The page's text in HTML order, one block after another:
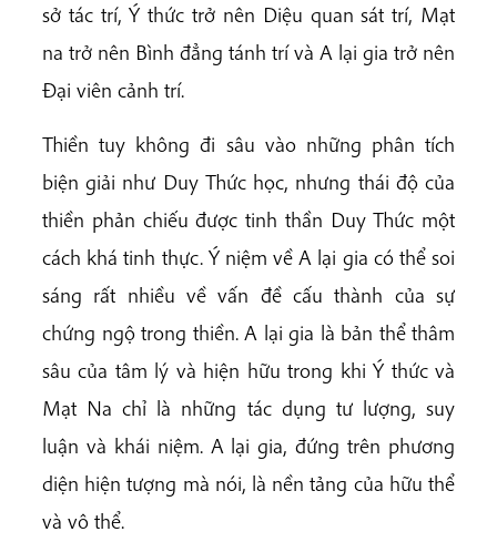
sở tác trí, Ý thức trở nên Diệu quan sát trí, Mạt
na trở nên Bình đẳng tánh trí và A lại gia trở nên
Đại viên cảnh trí.
Thiền tuy không đi sâu vào những phân tích
biện giải như Duy Thức học, nhưng thái độ của
thiền phản chiếu được tinh thần Duy Thức một
cách khá tinh thực. Ý niệm về A lại gia có thể soi
sáng rất nhiều về vấn đề cấu thành của sự
chứng ngộ trong thiền. A lại gia là bản thể thâm
sâu của tâm lý và hiện hữu trong khi Ý thức và
Mạt Na chỉ là những tác dụng tư lượng, suy
luận và khái niệm. A lại gia, đứng trên phương
diện hiện tượng mà nói, là nền tảng của hữu thể
và vô thể.